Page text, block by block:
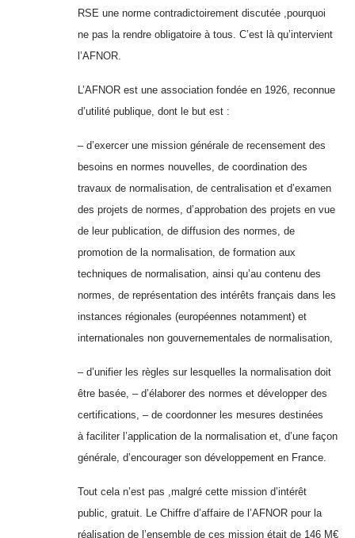
RSE une norme contradictoirement discutée ,pourquoi
ne pas la rendre obligatoire à tous. C’est là qu’intervient
l’AFNOR.
L’AFNOR est une association fondée en 1926, reconnue
d’utilité publique, dont le but est :
– d’exercer une mission générale de recensement des
besoins en normes nouvelles, de coordination des
travaux de normalisation, de centralisation et d’examen
des projets de normes, d’approbation des projets en vue
de leur publication, de diffusion des normes, de
promotion de la normalisation, de formation aux
techniques de normalisation, ainsi qu’au contenu des
normes, de représentation des intérêts français dans les
instances régionales (européennes notamment) et
internationales non gouvernementales de normalisation,
– d’unifier les règles sur lesquelles la normalisation doit
être basée, – d’élaborer des normes et développer des
certifications, – de coordonner les mesures destinées
à faciliter l’application de la normalisation et, d’une façon
générale, d’encourager son développement en France.
Tout cela n’est pas ,malgré cette mission d’intérêt
public, gratuit. Le Chiffre d’affaire de l’AFNOR pour la
réalisation de l’ensemble de ces mission était de 146 M€